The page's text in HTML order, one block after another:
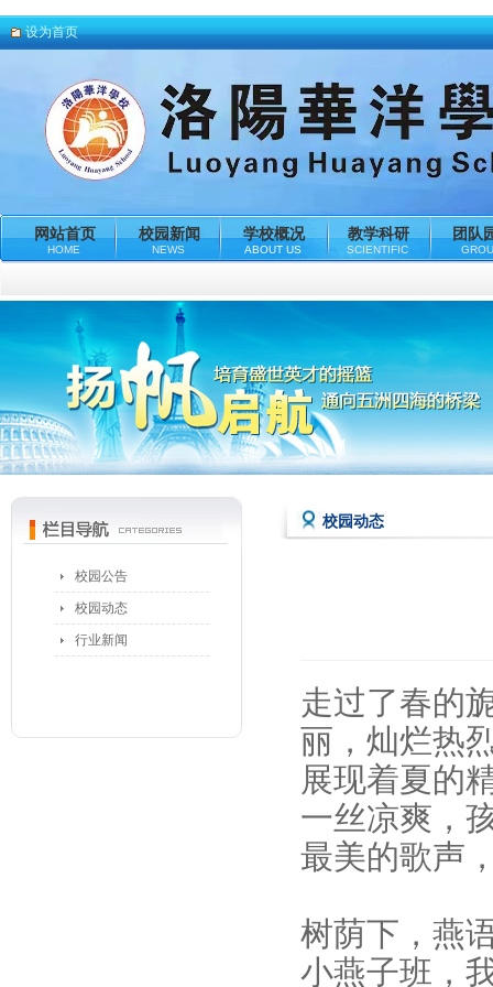
设为首页
网站首页
HOME
校园新闻
NEWS
学校概况
ABOUT US
教学科研
SCIENTIFIC
团队
校园公告
校园动态
行业新闻
校园动态
走过了春的
丽，灿烂热
展现着夏的
一丝凉爽，
最美的歌声
树荫下，燕
小燕子班，